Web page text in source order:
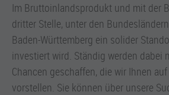
Im Bruttoinlandsprodukt und mit der
dritter Stelle, unter den
Baden-Württemberg ein solider
investiert wird. Ständig werden dabei
Chancen geschaffen, die wir Ihnen
vorstellen. Sie können über unsere